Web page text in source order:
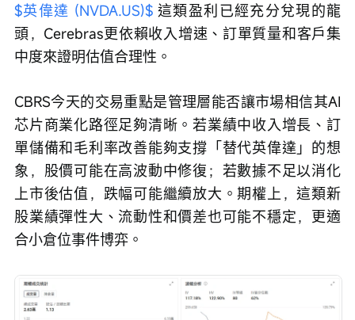
$英偉達 (NVDA.US)$ 這類盈利已經充分兌現的龍
頭，Cerebras更依賴收入增速、訂單質量和客戶集
中度來證明估值合理性。
CBRS今天的交易重點是管理層能否讓市場相信其AI
芯片商業化路徑足夠清晰。若業績中收入增長、訂
單儲備和毛利率改善能夠支撐「替代英偉達」的想
象，股價可能在高波動中修復；若數據不足以消化
上市後估值，跌幅可能繼續放大。期權上，這類新
股業績彈性大、流動性和價差也可能不穩定，更適
合小倉位事件博弈。